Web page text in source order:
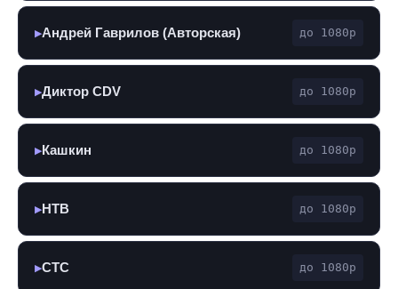
▶Андрей Гаврилов (Авторская) до 1080p
▶Диктор CDV до 1080p
▶ Кашкин до 1080p
▶ НТВ до 1080p
▶СТС до 1080p